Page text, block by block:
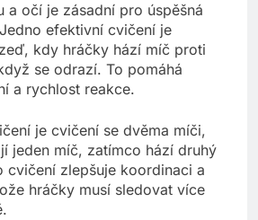
a očí je zásadní pro úspěšná
efektivní cvičení je
kdy hráčky hází míč proti
se odrazí. To pomáhá
a rychlost reakce.
je cvičení se dvěma míči,
jeden míč, zatímco hází druhý
cvičení zlepšuje koordinaci a
hráčky musí sledovat více